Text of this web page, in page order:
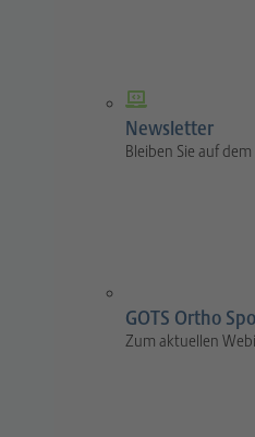
Newsletter
Bleiben Sie auf
GOTS Ortho
Zum aktuellen